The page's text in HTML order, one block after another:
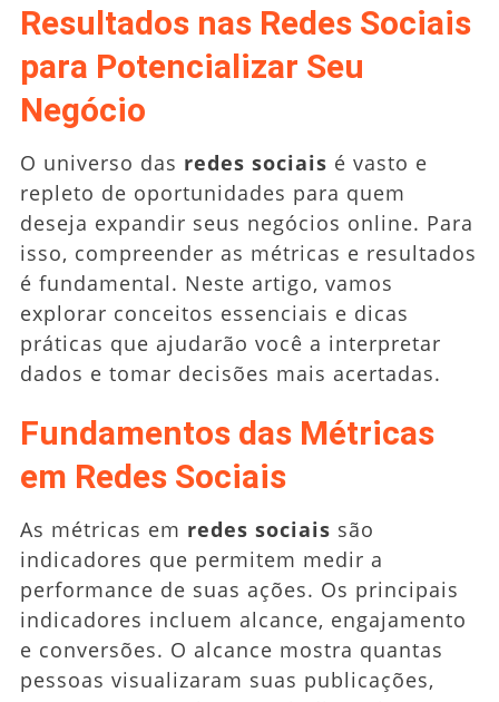
Resultados nas Redes Sociais
para Potencializar Seu
Negócio
O universo das redes sociais é vasto e
repleto de oportunidades para quem
deseja expandir seus negócios online. Para
isso, compreender as métricas e resultados
é fundamental. Neste artigo, vamos
explorar conceitos essenciais e dicas
práticas que ajudarão você a interpretar
dados e tomar decisões mais acertadas.
Fundamentos das Métricas
em Redes Sociais
As métricas em redes sociais são
indicadores que permitem medir a
performance de suas ações. Os principais
indicadores incluem alcance, engajamento
e conversões. O alcance mostra quantas
pessoas visualizaram suas publicações,